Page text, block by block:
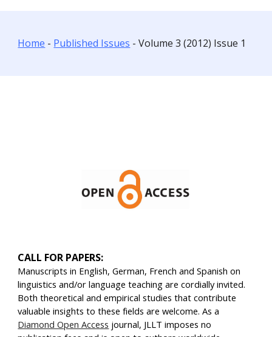
Home - Published Issues - Volume 3 (2012) Issue 1
CALL FOR PAPERS:
Manuscripts in English, German, French and Spanish on
linguistics and/or language teaching are cordially invited.
Both theoretical and empirical studies that contribute
valuable insights to these fields are welcome. As a
Diamond Open Access journal, JLLT imposes no